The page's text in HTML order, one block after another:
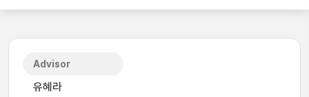
Advisor
유혜라